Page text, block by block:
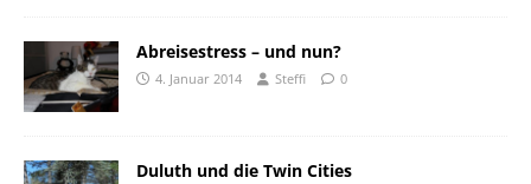
Abreisestress – und nun?
4. Januar 2014 Steffi 0
Duluth und die Twin Cities